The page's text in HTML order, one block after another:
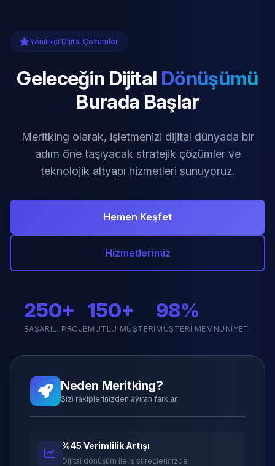
Yenilikçi Dijital Çözümler
Geleceğin Dijital Dönüşümü
Burada Başlar
Meritking olarak, işletmenizi dijital dünyada bir
adım öne taşıyacak stratejik çözümler ve
teknolojik altyapı hizmetleri sunuyoruz.
Hemen Keşfet
Hizmetlerimiz
250+
BAŞARILI PROJE
150+
MUTLU MÜŞTERI
98%
MÜŞTERI MEMNUNIYETI
Neden Meritking?
Sizi rakiplerinizden ayıran farklar
%45 Verimlilik Artışı
Dijital dönüşüm ile iş süreçlerinizde